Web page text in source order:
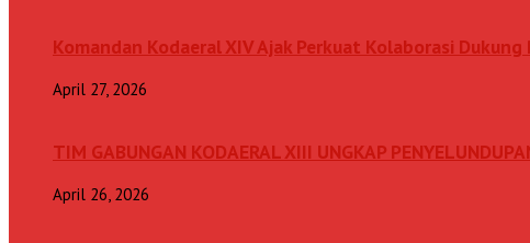
Komandan Kodaeral XIV Ajak Perkuat Kolaborasi
April 27, 2026
TIM GABUNGAN KODAERAL XIII UNGKAP
April 26, 2026